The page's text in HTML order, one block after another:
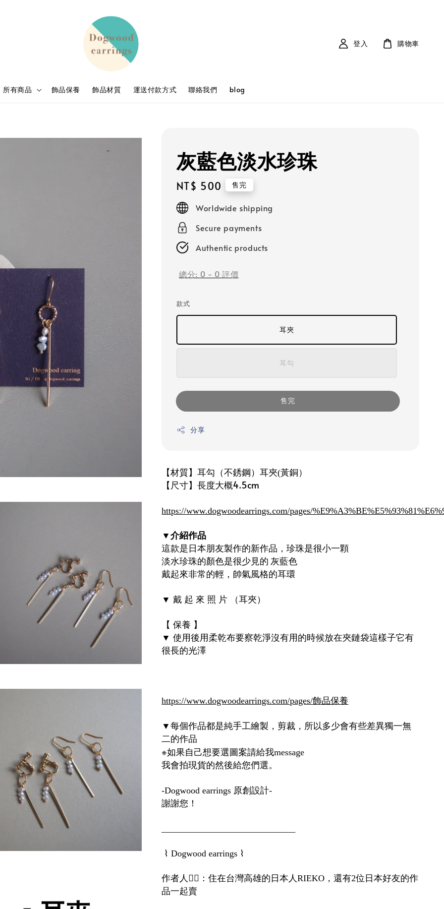
所有商品 飾品保養 飾品材質 運送付款方式 聯絡我們 blog
登入 購物車
灰藍色淡水珍珠
Regular
price
NT$ 500 售完
Worldwide shipping
Secure payments
Authentic products
總分: 0 - 0 評價
款式
耳夾
耳勾
售完
分享
【材質】耳勾（不銹鋼）耳夾(黃銅）
【尺寸】長度大概4.5cm
https://www.dogwoodearrings.com/pages/
▼介紹作品
這款是日本朋友製作的新作品，珍珠是很小一顆
淡水珍珠的顏色是很少見的 灰藍色
戴起來非常的輕，帥氣風格的耳環
▼戴 起 來 照 片 （耳夾）
【 保養 】
▼使用後用柔乾布要察乾淨沒有用的時候放在夾鏈袋這樣子它有
很長的光澤
https://www.dogwoodearrings.com/pages/飾品保養
▼每個作品都是純手工繪製，剪裁，所以多少會有些差異獨一無
二的作品
※如果自己想要選圖案請給我message
我會拍現貨的然後給您們選。
-Dogwood earrings 原創設計-
謝謝您！
⌇ Dogwood earrings ⌇
作者人💁‍♀️ ：住在台灣高雄的日本人RIEKO ，還有2位日本好友的作
品一起賣